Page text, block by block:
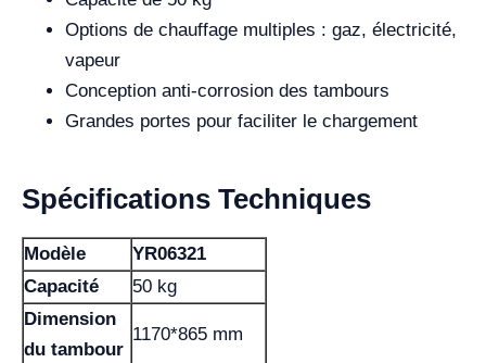
Options de chauffage multiples : gaz, électricité,
vapeur
Conception anti-corrosion des tambours
Grandes portes pour faciliter le chargement
Spécifications Techniques
Modèle
YR06321
Capacité
50 kg
Dimension
du tambour
1170*865 mm